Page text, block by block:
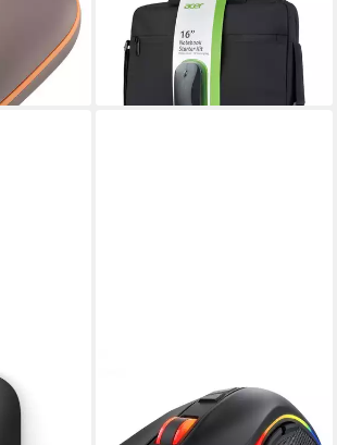
Starter Kit Carry Bag inkl.
Maus
40,99 €
lieferbar - in 3-4 Werktagen bei dir